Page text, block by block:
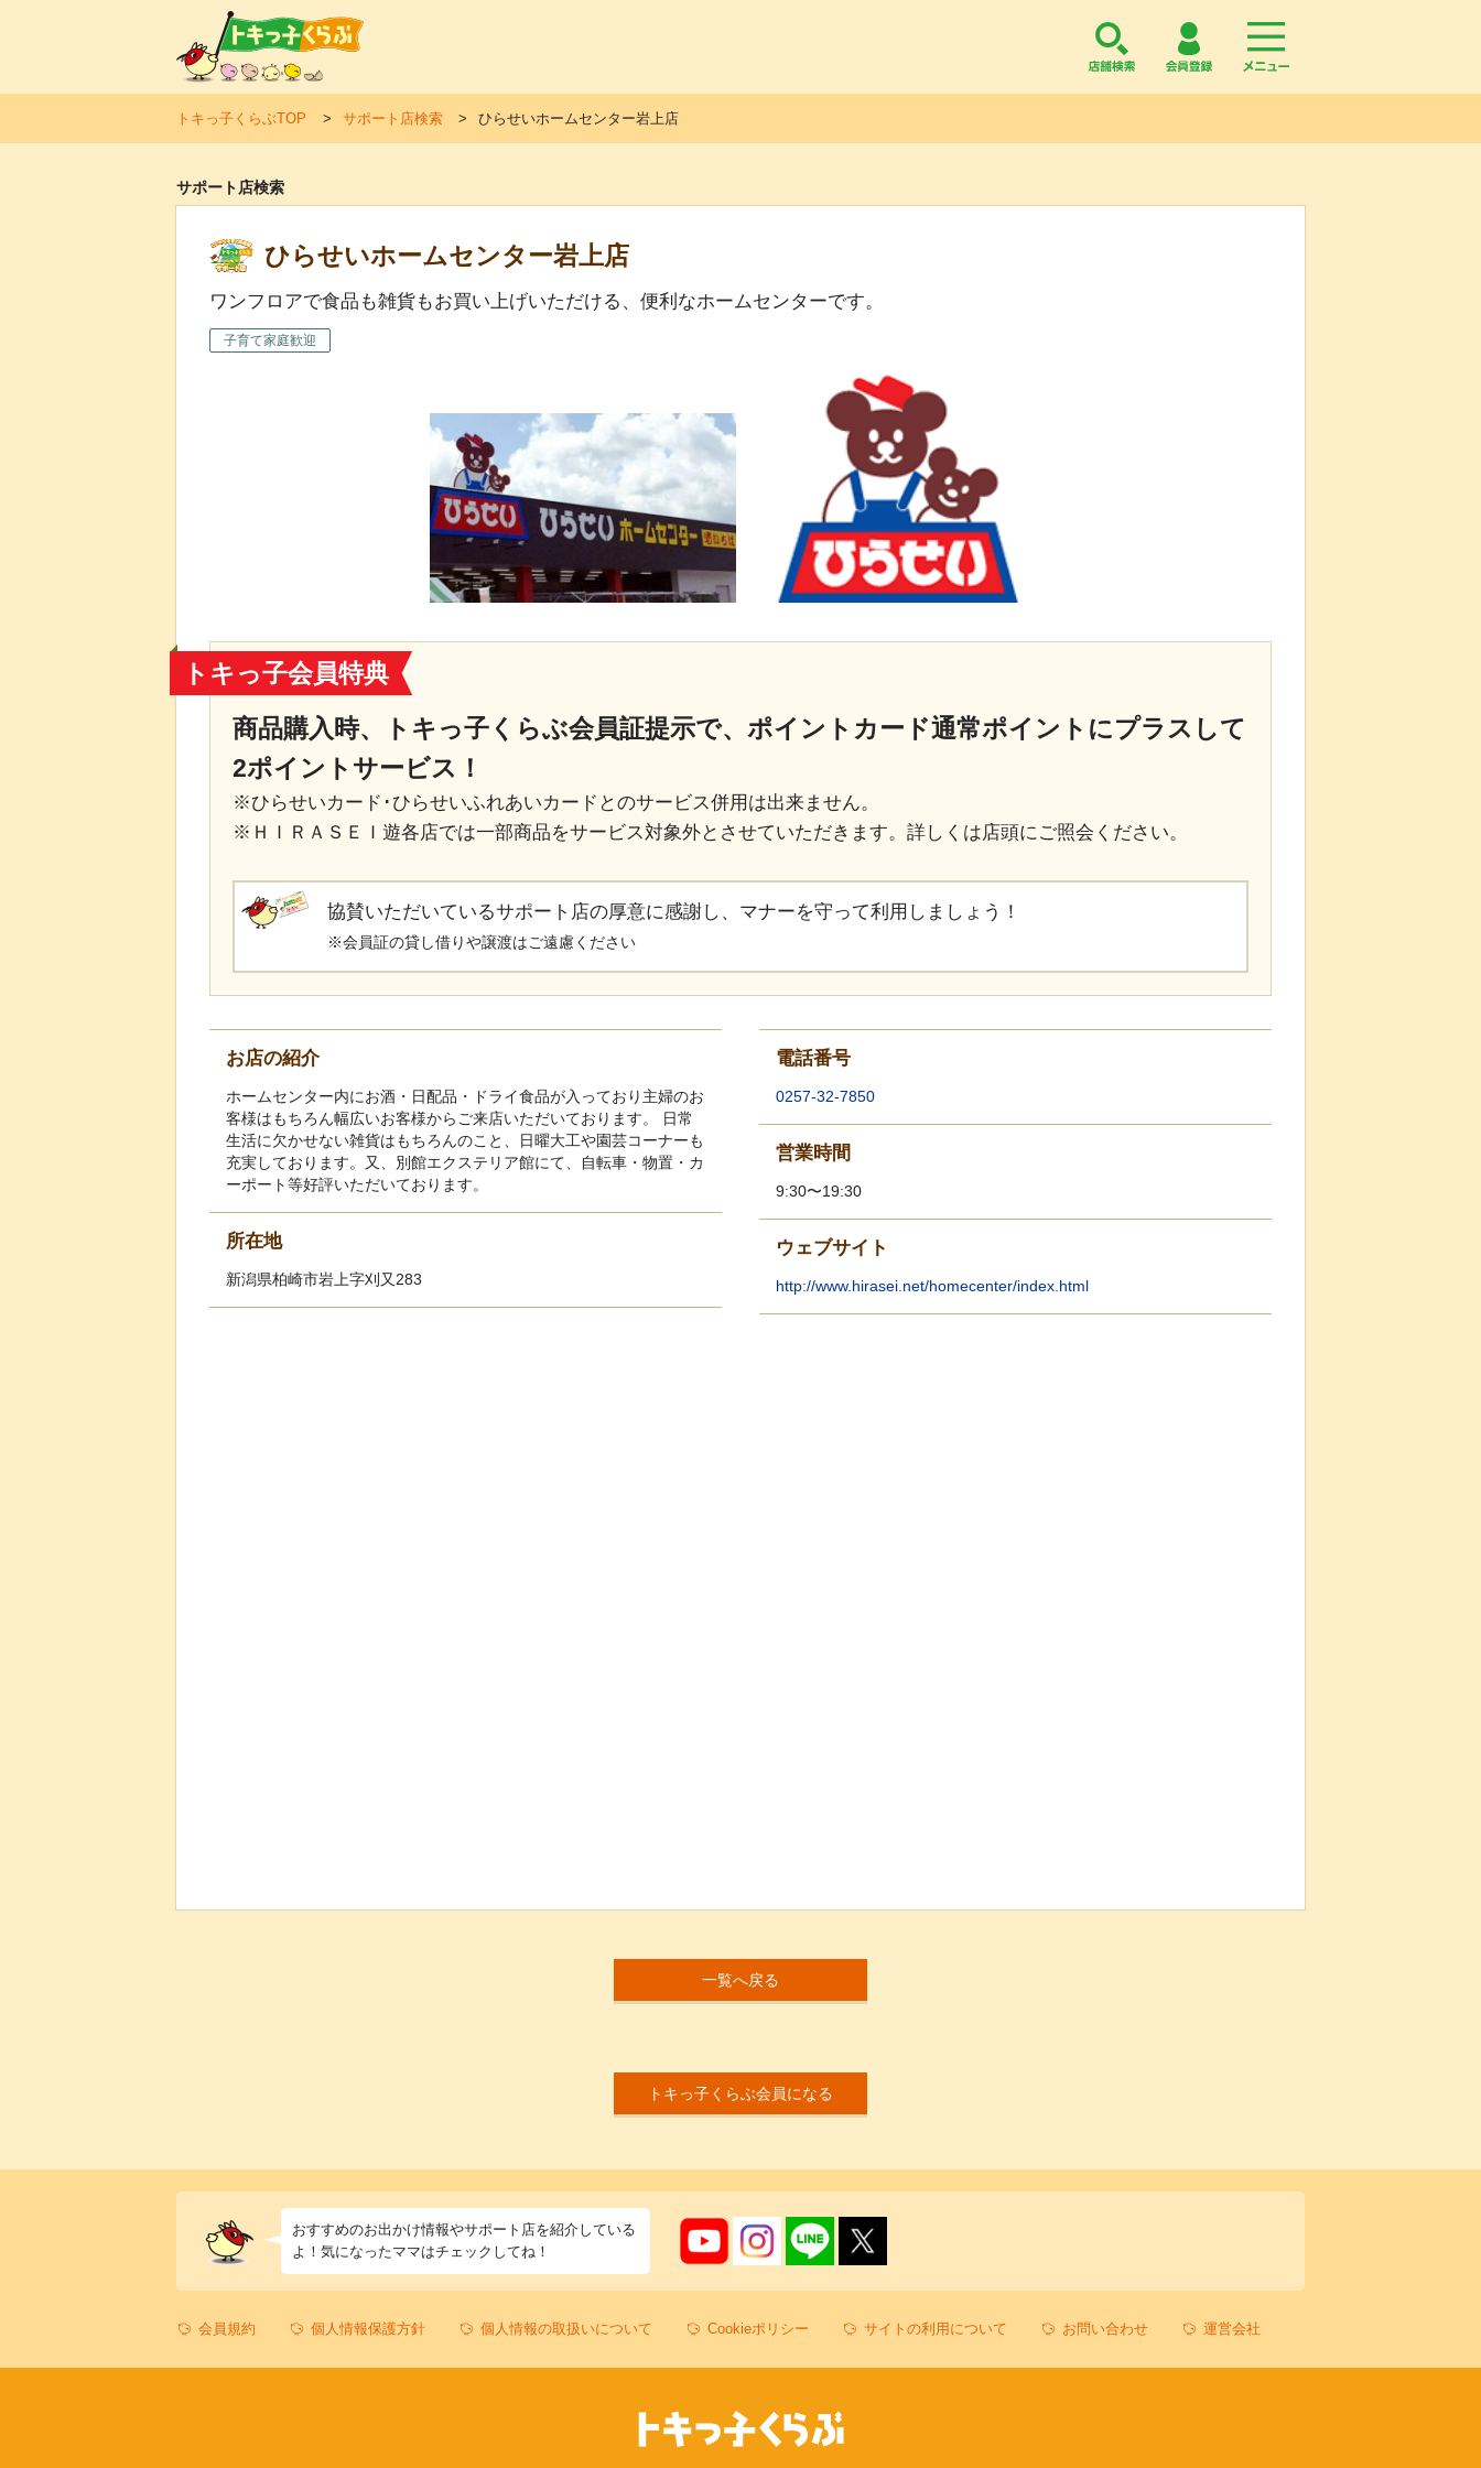
トキっ子くらぶTOP サポート店検索 ひらせいホームセンター岩上店
サポート店検索
ひらせいホームセンター岩上店
ワンフロアで食品も雑貨もお買い上げいただける、便利なホームセンターです。
子育て家庭歓迎
トキっ子会員特典
商品購入時、トキっ子くらぶ会員証提示で、ポイントカード通常ポイントにプラスして
2ポイントサービス！
※ひらせいカード･ひらせいふれあいカードとのサービス併用は出来ません。
※ＨＩＲＡＳＥＩ遊各店では一部商品をサービス対象外とさせていただきます。詳しくは店頭にご照会ください。
協賛いただいているサポート店の厚意に感謝し、マナーを守って利用しましょう！
※会員証の貸し借りや譲渡はご遠慮ください
お店の紹介
ホームセンター内にお酒・日配品・ドライ食品が入っており主婦のお
客様はもちろん幅広いお客様からご来店いただいております。 日常
生活に欠かせない雑貨はもちろんのこと、日曜大工や園芸コーナーも
充実しております。又、別館エクステリア館にて、自転車・物置・カ
ーポート等好評いただいております。
所在地
新潟県柏崎市岩上字刈又283
電話番号
0257-32-7850
営業時間
9:30〜19:30
ウェブサイト
http://www.hirasei.net/homecenter/index.html
一覧へ戻る
トキっ子くらぶ会員になる
おすすめのお出かけ情報やサポート店を紹介している
よ！気になったママはチェックしてね！
会員規約 個人情報保護方針 個人情報の取扱いについて Cookieポリシー サイトの利用について お問い合わせ 運営会社